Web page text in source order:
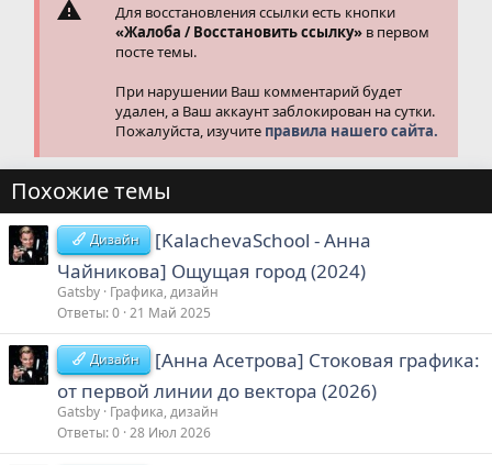
Для восстановления ссылки есть кнопки
«Жалоба / Восстановить ссылку» в первом
посте темы.
При нарушении Ваш комментарий будет
удален, а Ваш аккаунт заблокирован на сутки.
Пожалуйста, изучите правила нашего сайта.
Похожие темы
Дизайн
[KalachevaSchool - Анна
Чайникова] Ощущая город (2024)
Gatsby Графика, дизайн
Ответы 0 21 Май 2025
Дизайн
[Анна Асетрова] Стоковая графика:
oт первой линии до вектора (2026)
Gatsby Графика, дизайн
Ответы 0 28 Июл 2026